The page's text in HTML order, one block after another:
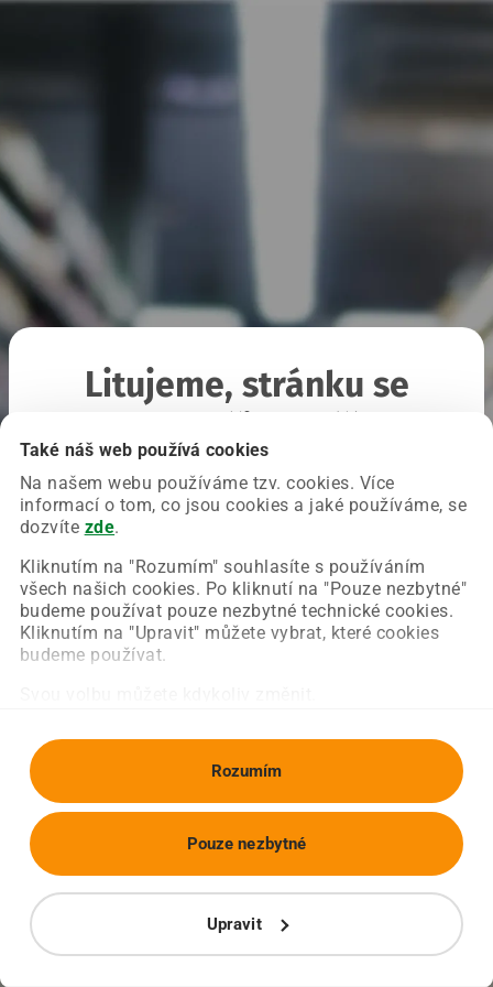
Také náš web používá cookies
Na našem webu používáme tzv. cookies. Více
informací o tom, co jsou cookies a jaké používáme, se
dozvíte zde.
Kliknutím na "Rozumím" souhlasíte s používáním
všech našich cookies. Po kliknutí na "Pouze nezbytné"
budeme používat pouze nezbytné technické cookies.
Kliknutím na "Upravit" můžete vybrat, které cookies
budeme používat.
Rozumím
Upravit
Pouze nezbytné
Litujeme, stránku se
Chyba nastala na naší straně a už ji opravujeme.
Zkuste prosím znovu načíst požadovanou stránku.
Obnovit stránku Úvodní strana